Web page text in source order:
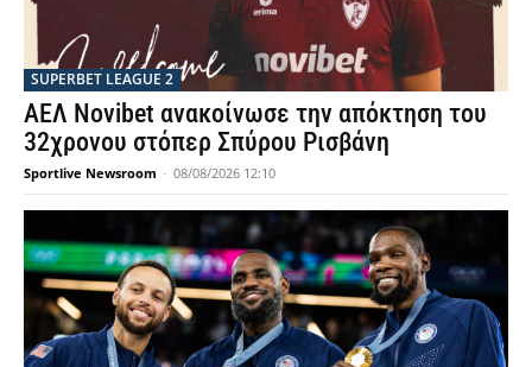
SUPERBET LEAGUE 2
ΑΕΛ Novibet ανακοίνωσε την απόκτηση του
32χρονου στόπερ Σπύρου Ρισβάνη
Sportlive Newsroom - 08/08/2026 12:10